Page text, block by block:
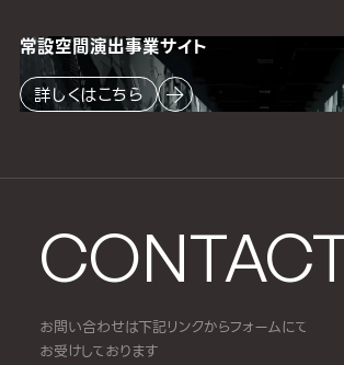
お問い合わせは下記リンクからフォームにて
お受けしております
常設空間演出事業サイト
詳しくはこちら